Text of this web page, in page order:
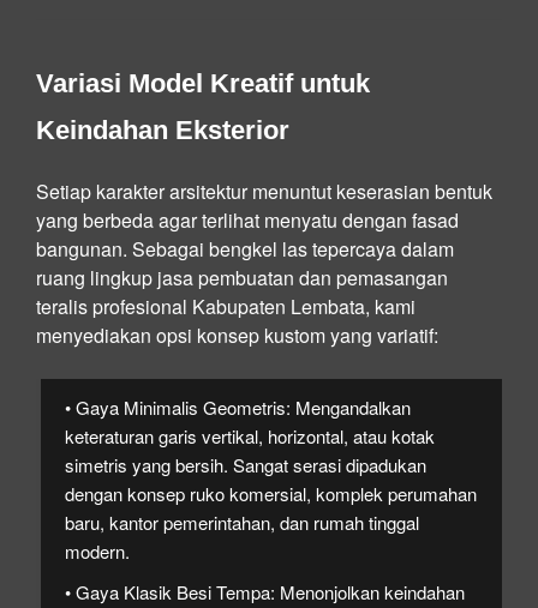
Variasi Model Kreatif untuk
Keindahan Eksterior
Setiap karakter arsitektur menuntut keserasian bentuk
yang berbeda agar terlihat menyatu dengan fasad
bangunan. Sebagai bengkel las tepercaya dalam
ruang lingkup jasa pembuatan dan pemasangan
teralis profesional Kabupaten Lembata, kami
menyediakan opsi konsep kustom yang variatif:
• Gaya Minimalis Geometris: Mengandalkan
keteraturan garis vertikal, horizontal, atau kotak
simetris yang bersih. Sangat serasi dipadukan
dengan konsep ruko komersial, komplek perumahan
baru, kantor pemerintahan, dan rumah tinggal
modern.
• Gaya Klasik Besi Tempa: Menonjolkan keindahan